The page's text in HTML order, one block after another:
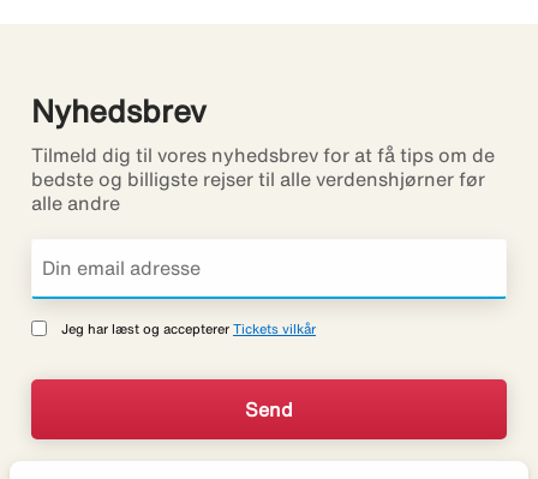
Nyhedsbrev
Tilmeld dig til vores nyhedsbrev for at få tips om de
bedste og billigste rejser til alle verdenshjørner før
alle andre
Jeg har læst og accepterer Tickets vilkår